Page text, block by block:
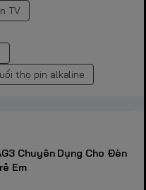
TV
thọ pin alkaline
Chuyên Dụng Cho Đèn
Em